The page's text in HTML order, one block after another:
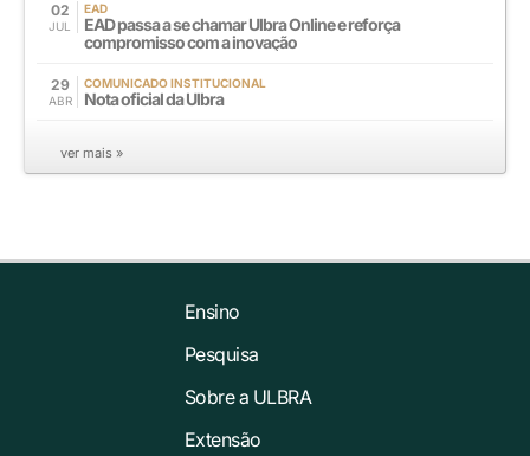
02
JUL
EAD
EAD passa a se chamar Ulbra Online e reforça
compromisso com a inovação
29
ABR
COMUNICADO INSTITUCIONAL
Nota oficial da Ulbra
ver mais »
Ensino
Pesquisa
Sobre a ULBRA
Extensão